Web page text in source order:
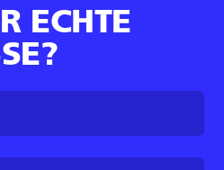
ECHTE